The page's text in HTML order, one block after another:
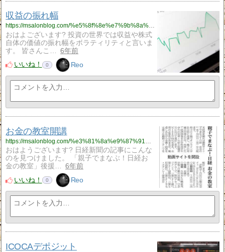
収益の振れ幅
https://msalonblog.com/%e5%8f%8e%e7%9b%8a%e3%81%ae%e6%8c%af%e3%82%8c%e5%b9%85/830/
おはよございます? 投資の世界では収益や株式
自体の価値の振れ幅をボラティリティと言いま
す。 皆さんこ…
6年前
いいね！
0 Reo
お金の教室開講
おはようございます? 日経新聞の記事にこんな
のを見つけました。 「親子でまなぶ！日経お
金の教室」後援…
6年前
いいね！
0 Reo
ICOCAデポジット